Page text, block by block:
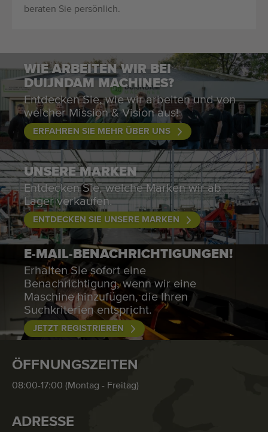
beraten Sie persönlich.
WIE ARBEITEN WIR BEI
DUIJNDAM MACHINES?
Entdecken Sie, wie wir arbeiten und von
welcher Mission & Vision aus!
ERFAHREN SIE MEHR ÜBER UNS
UNSERE MARKEN
Entdecken Sie, welche Marken wir ab
Lager verkaufen.
ENTDECKEN SIE UNSERE MARKEN
E-MAIL-BENACHRICHTIGUNGEN!
Erhalten Sie sofort eine
Benachrichtigung, wenn wir eine
Maschine hinzufügen, die Ihren
Suchkriterien entspricht.
JETZT REGISTRIEREN
ÖFFNUNGSZEITEN
08:00-17:00 (Montag - Freitag)
ADRESSE